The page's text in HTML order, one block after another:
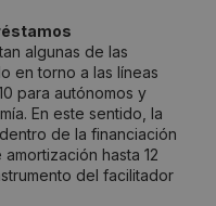
algunas de las
en torno a las líneas
para autónomos y
En este sentido, la
de la financiación
hasta 12
del facilitador